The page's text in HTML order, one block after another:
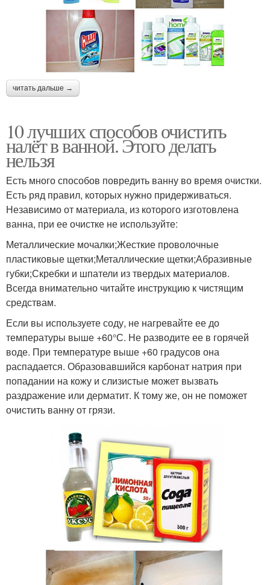
читать дальше →
10 лучших способов очистить
налёт в ванной. Этого делать
нельзя
Есть много способов повредить ванну во время очистки.
Есть ряд правил, которых нужно придерживаться.
Независимо от материала, из которого изготовлена
ванна, при ее очистке не используйте:
Металлические мочалки;Жесткие проволочные
пластиковые щетки;Металлические щетки;Абразивные
губки;Скребки и шпатели из твердых материалов.
Всегда внимательно читайте инструкцию к чистящим
средствам.
Если вы используете соду, не нагревайте ее до
температуры выше +60°С. Не разводите ее в горячей
воде. При температуре выше +60 градусов она
распадается. Образовавшийся карбонат натрия при
попадании на кожу и слизистые может вызвать
раздражение или дерматит. К тому же, он не поможет
очистить ванну от грязи.